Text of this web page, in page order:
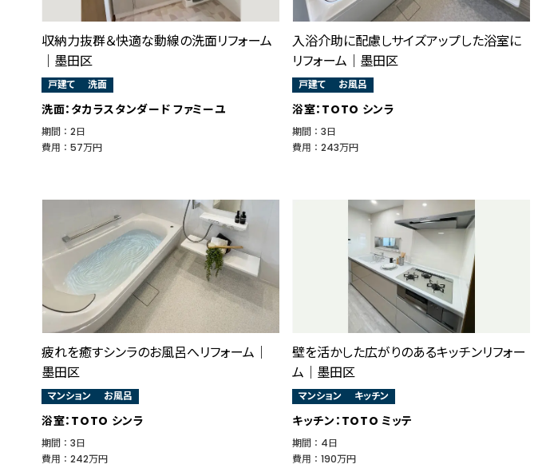
収納力抜群＆快適な動線の洗面リフォーム
｜墨田区
戸建て 洗面
洗面：タカラスタンダード ファミーユ
期間 ： 2日
費用 ： 57万円
入浴介助に配慮しサイズアップした浴室に
リフォーム｜墨田区
戸建て お風呂
浴室：TOTO シンラ
期間 ： 3日
費用 ： 243万円
疲れを癒すシンラのお風呂へリフォーム｜
墨田区
マンション お風呂
浴室：TOTO シンラ
期間 ： 3日
費用 ： 242万円
壁を活かした広がりのあるキッチンリフォー
ム｜墨田区
マンション キッチン
キッチン：TOTO ミッテ
期間 ： 4日
費用 ： 190万円